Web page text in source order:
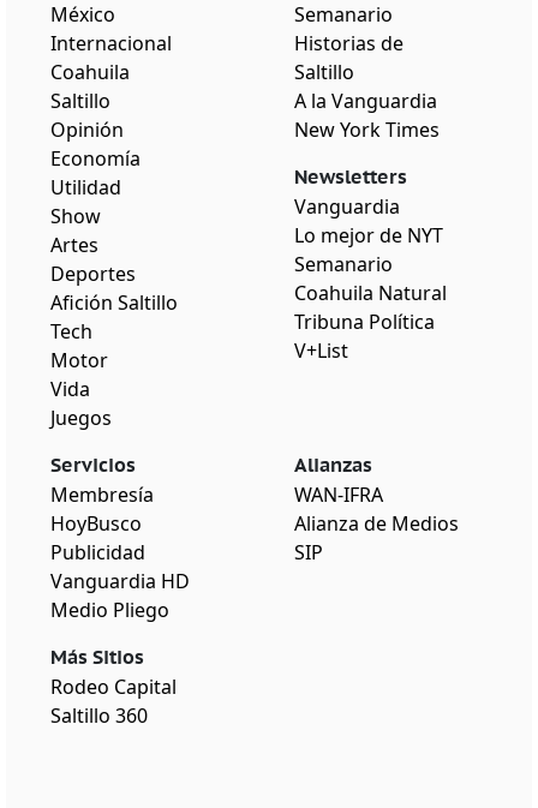
México
Internacional
Coahuila
Saltillo
Opinión
Economía
Utilidad
Show
Artes
Deportes
Afición Saltillo
Tech
Motor
Vida
Juegos
Semanario
Historias de
Saltillo
A la Vanguardia
New York Times
Newsletters
Vanguardia
Lo mejor de NYT
Semanario
Coahuila Natural
Tribuna Política
V+List
Servicios
Membresía
HoyBusco
Publicidad
Vanguardia HD
Medio Pliego
Más Sitios
Rodeo Capital
Saltillo 360
Alianzas
WAN-IFRA
Alianza de Medios
SIP